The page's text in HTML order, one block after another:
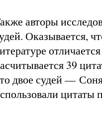
авторы
Оказывается,
39
двое судей —
цитаты